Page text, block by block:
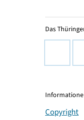
Das
Copyright